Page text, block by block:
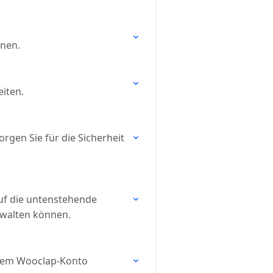
Sie für die Sicherheit
die untenstehende
können.
Wooclap-Konto